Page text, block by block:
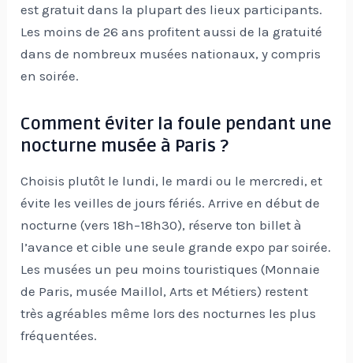
est gratuit dans la plupart des lieux participants.
Les moins de 26 ans profitent aussi de la gratuité
dans de nombreux musées nationaux, y compris
en soirée.
Comment éviter la foule pendant une
nocturne musée à Paris ?
Choisis plutôt le lundi, le mardi ou le mercredi, et
évite les veilles de jours fériés. Arrive en début de
nocturne (vers 18h–18h30), réserve ton billet à
l’avance et cible une seule grande expo par soirée.
Les musées un peu moins touristiques (Monnaie
de Paris, musée Maillol, Arts et Métiers) restent
très agréables même lors des nocturnes les plus
fréquentées.